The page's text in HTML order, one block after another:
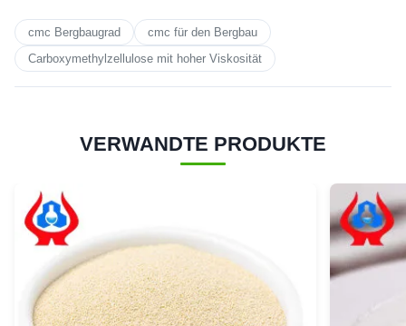
cmc Bergbaugrad
cmc für den Bergbau
Carboxymethylzellulose mit hoher Viskosität
VERWANDTE PRODUKTE